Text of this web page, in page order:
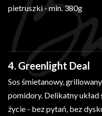
pietruszki - min. 380g
4. Greenlight Deal
Sos śmietanowy,
pomidory. Delikatny
życie - bez pytań, bez